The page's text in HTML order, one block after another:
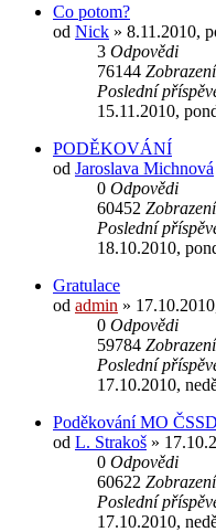
Co potom?
od Nick » 8.11.2010,
3 Odpovědi
76144 Zobrazení
Poslední
15.11.2010,
PODĚKOVÁNÍ
od Jaroslava Michnová
0 Odpovědi
60452 Zobrazení
Poslední
18.10.2010,
Gratulace
od admin »
0 Odpovědi
59784 Zobrazení
Poslední
17.10.2010,
Poděkování MO ČSSD
od L. Strakoš »
0 Odpovědi
60622 Zobrazení
Poslední
17.10.2010,